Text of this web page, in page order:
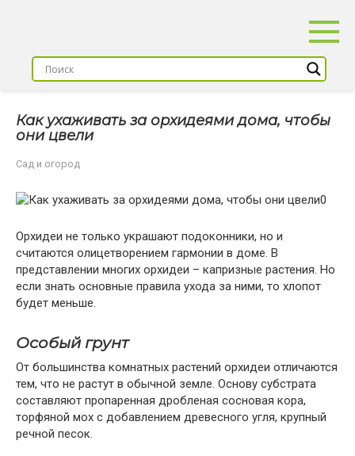
Как ухаживать за орхидеями дома, чтобы
они цвели
Сад и огород
Орхидеи не только украшают подоконники, но и
считаются олицетворением гармонии в доме. В
представлении многих орхидеи – капризные растения. Но
если знать основные правила ухода за ними, то хлопот
будет меньше.
Особый грунт
От большинства комнатных растений орхидеи отличаются
тем, что не растут в обычной земле. Основу субстрата
составляют пропаренная дробленая сосновая кора,
торфяной мох с добавлением древесного угля, крупный
речной песок.